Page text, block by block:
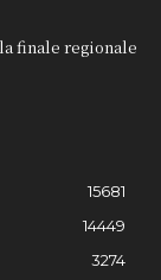
finale regionale
15681
14449
3274